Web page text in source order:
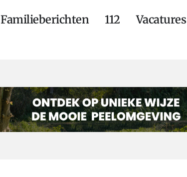
Familieberichten 112 Vacatures